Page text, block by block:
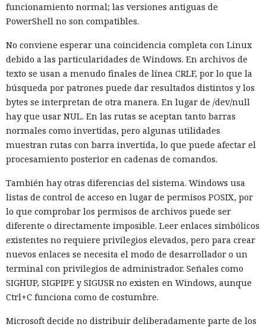
funcionamiento normal; las versiones antiguas de
PowerShell no son compatibles.
No conviene esperar una coincidencia completa con Linux
debido a las particularidades de Windows. En archivos de
texto se usan a menudo finales de línea CRLF, por lo que la
búsqueda por patrones puede dar resultados distintos y los
bytes se interpretan de otra manera. En lugar de /dev/null
hay que usar NUL. En las rutas se aceptan tanto barras
normales como invertidas, pero algunas utilidades
muestran rutas con barra invertida, lo que puede afectar el
procesamiento posterior en cadenas de comandos.
También hay otras diferencias del sistema. Windows usa
listas de control de acceso en lugar de permisos POSIX, por
lo que comprobar los permisos de archivos puede ser
diferente o directamente imposible. Leer enlaces simbólicos
existentes no requiere privilegios elevados, pero para crear
nuevos enlaces se necesita el modo de desarrollador o un
terminal con privilegios de administrador. Señales como
SIGHUP, SIGPIPE y SIGUSR no existen en Windows, aunque
Ctrl+C funciona como de costumbre.
Microsoft decide no distribuir deliberadamente parte de los